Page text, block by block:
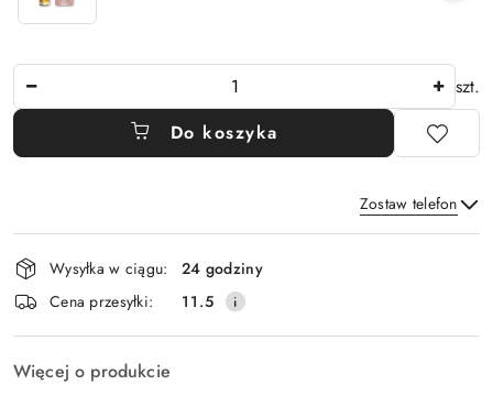
szt.
Do koszyka
Zostaw telefon
Wyślij
Dostępność
i
dostawa
Wysyłka w ciągu:
24 godziny
Cena przesyłki:
11.5
Więcej o produkcie